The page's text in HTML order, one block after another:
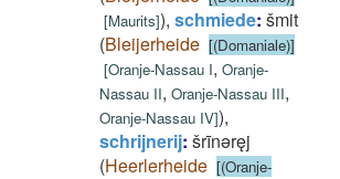
[Maurits]), schmiede: šmit
(Bleijerheide [(Domaniale)]
[Oranje-Nassau I, Oranje-
Nassau II, Oranje-Nassau III,
Oranje-Nassau IV]),
schrijnerij: šrīnǝręj
(Heerlerheide [(Oranje-